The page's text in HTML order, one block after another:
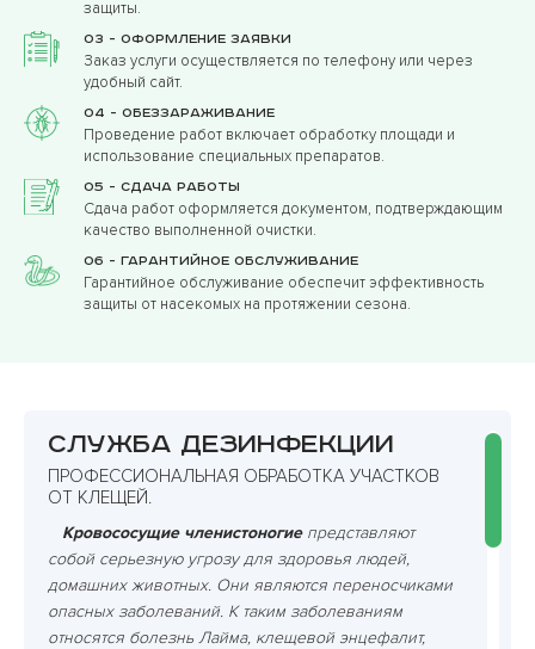
защиты.
03 - Оформление заявки
Заказ услуги осуществляется по телефону или через
удобный сайт.
04 - Обеззараживание
Проведение работ включает обработку площади и
использование специальных препаратов.
05 - Сдача работы
Сдача работ оформляется документом, подтверждающим
качество выполненной очистки.
06 - Гарантийное обслуживание
Гарантийное обслуживание обеспечит эффективность
защиты от насекомых на протяжении сезона.
Служба дезинфекции
ПРОФЕССИОНАЛЬНАЯ ОБРАБОТКА УЧАСТКОВ
ОТ КЛЕЩЕЙ.
Кровососущие членистоногиепредставляют
собой серьезную угрозу для здоровья людей,
домашних животных. Они являются переносчиками
опасных заболеваний. К таким заболеваниям
относятся болезнь Лайма, клещевой энцефалит,